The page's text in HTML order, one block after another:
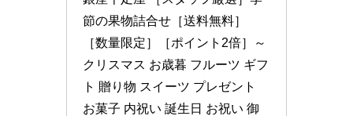
節の果物詰合せ［送料無料］
［数量限定］［ポイント2倍］～
クリスマス お歳暮 フルーツ ギフ
ト 贈り物 スイーツ プレゼント
お菓子 内祝い 誕生日 お祝い 御